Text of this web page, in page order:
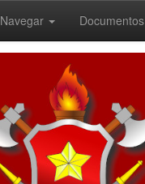
Navegar Documentos